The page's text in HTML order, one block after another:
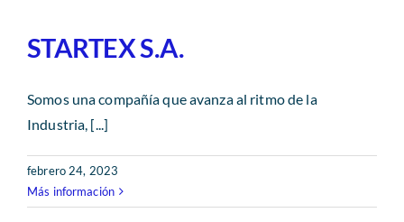
STARTEX S.A.
Somos una compañía que avanza al ritmo de la
Industria, [...]
febrero 24, 2023
Más información